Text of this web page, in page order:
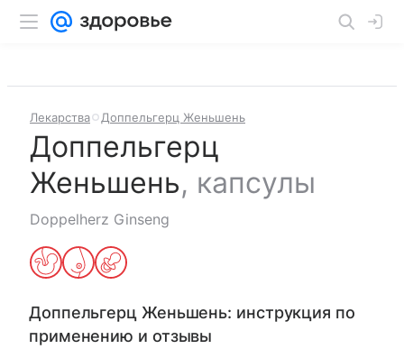
Лекарства Доппельгерц Женьшень
Доппельгерц
Женьшень, капсулы
Doppelherz Ginseng
Доппельгерц Женьшень: инструкция по
применению и отзывы